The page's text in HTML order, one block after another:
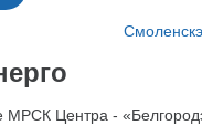
Центра -